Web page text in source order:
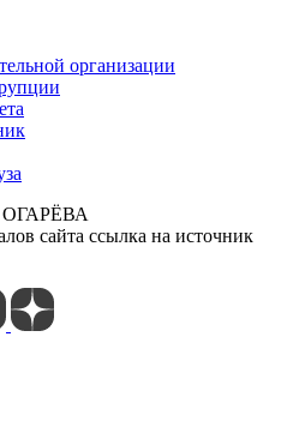
организации
ОГАРЁВА
сайта ссылка на источник